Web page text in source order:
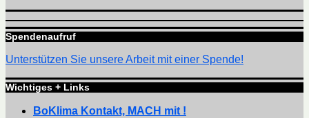
Spendenaufruf
Unterstützen Sie unsere Arbeit mit einer Spende!
Wichtiges + Links
BoKlima Kontakt, MACH mit !